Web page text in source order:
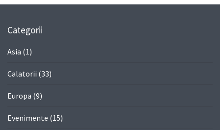
Categorii
Asia (1)
Calatorii (33)
Europa (9)
Evenimente (15)